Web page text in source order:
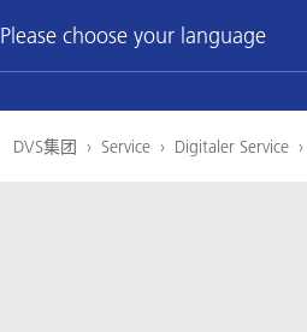
Please choose your language
DVS集团 › Service › Digitaler Service ›